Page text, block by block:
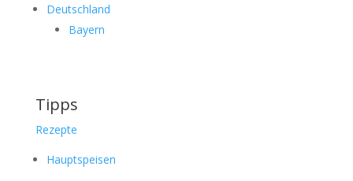
Deutschland
Bayern
Tipps
Rezepte
Hauptspeisen